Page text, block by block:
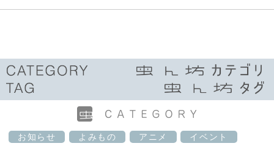
お知らせ よみもの アニメ
イベント